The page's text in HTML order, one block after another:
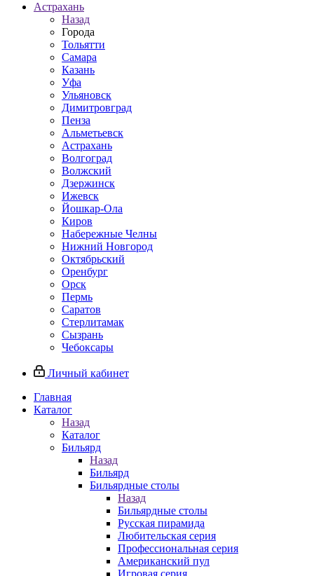
Астрахань
Назад
Города
Тольятти
Самара
Казань
Уфа
Ульяновск
Димитровград
Пенза
Альметьевск
Астрахань
Волгоград
Волжский
Дзержинск
Ижевск
Йошкар-Ола
Киров
Набережные Челны
Нижний Новгород
Октябрьский
Оренбург
Орск
Пермь
Саратов
Стерлитамак
Сызрань
Чебоксары
Личный кабинет
Главная
Каталог
Назад
Каталог
Бильярд
Назад
Бильярд
Бильярдные столы
Назад
Бильярдные столы
Русская пирамида
Любительская серия
Профессиональная серия
Американский пул
Игровая серия